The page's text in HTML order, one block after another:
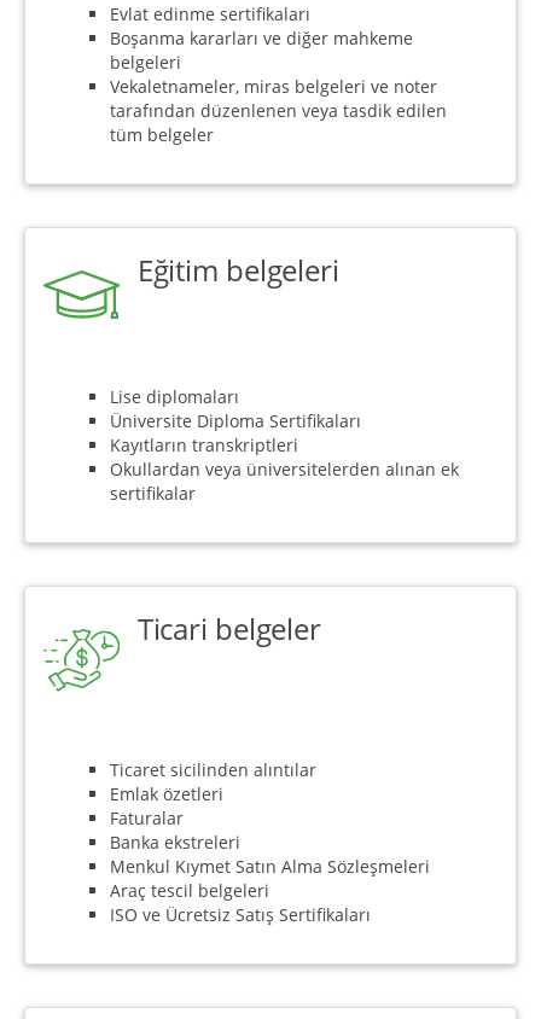
Evlat edinme sertifikaları
Boşanma kararları ve diğer mahkeme
belgeleri
Vekaletnameler, miras belgeleri ve noter
tarafından düzenlenen veya tasdik edilen
tüm belgeler
Eğitim belgeleri
Lise diplomaları
Üniversite Diploma Sertifikaları
Kayıtların transkriptleri
Okullardan veya üniversitelerden alınan ek
sertifikalar
Ticari belgeler
Ticaret sicilinden alıntılar
Emlak özetleri
Faturalar
Banka ekstreleri
Menkul Kıymet Satın Alma Sözleşmeleri
Araç tescil belgeleri
ISO ve Ücretsiz Satış Sertifikaları